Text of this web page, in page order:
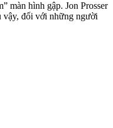
màn hình gập. Jon Prosser
vậy, đối với những người